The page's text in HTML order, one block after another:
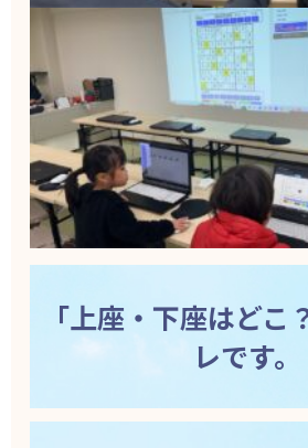
「上座・下座はどこ
レです。